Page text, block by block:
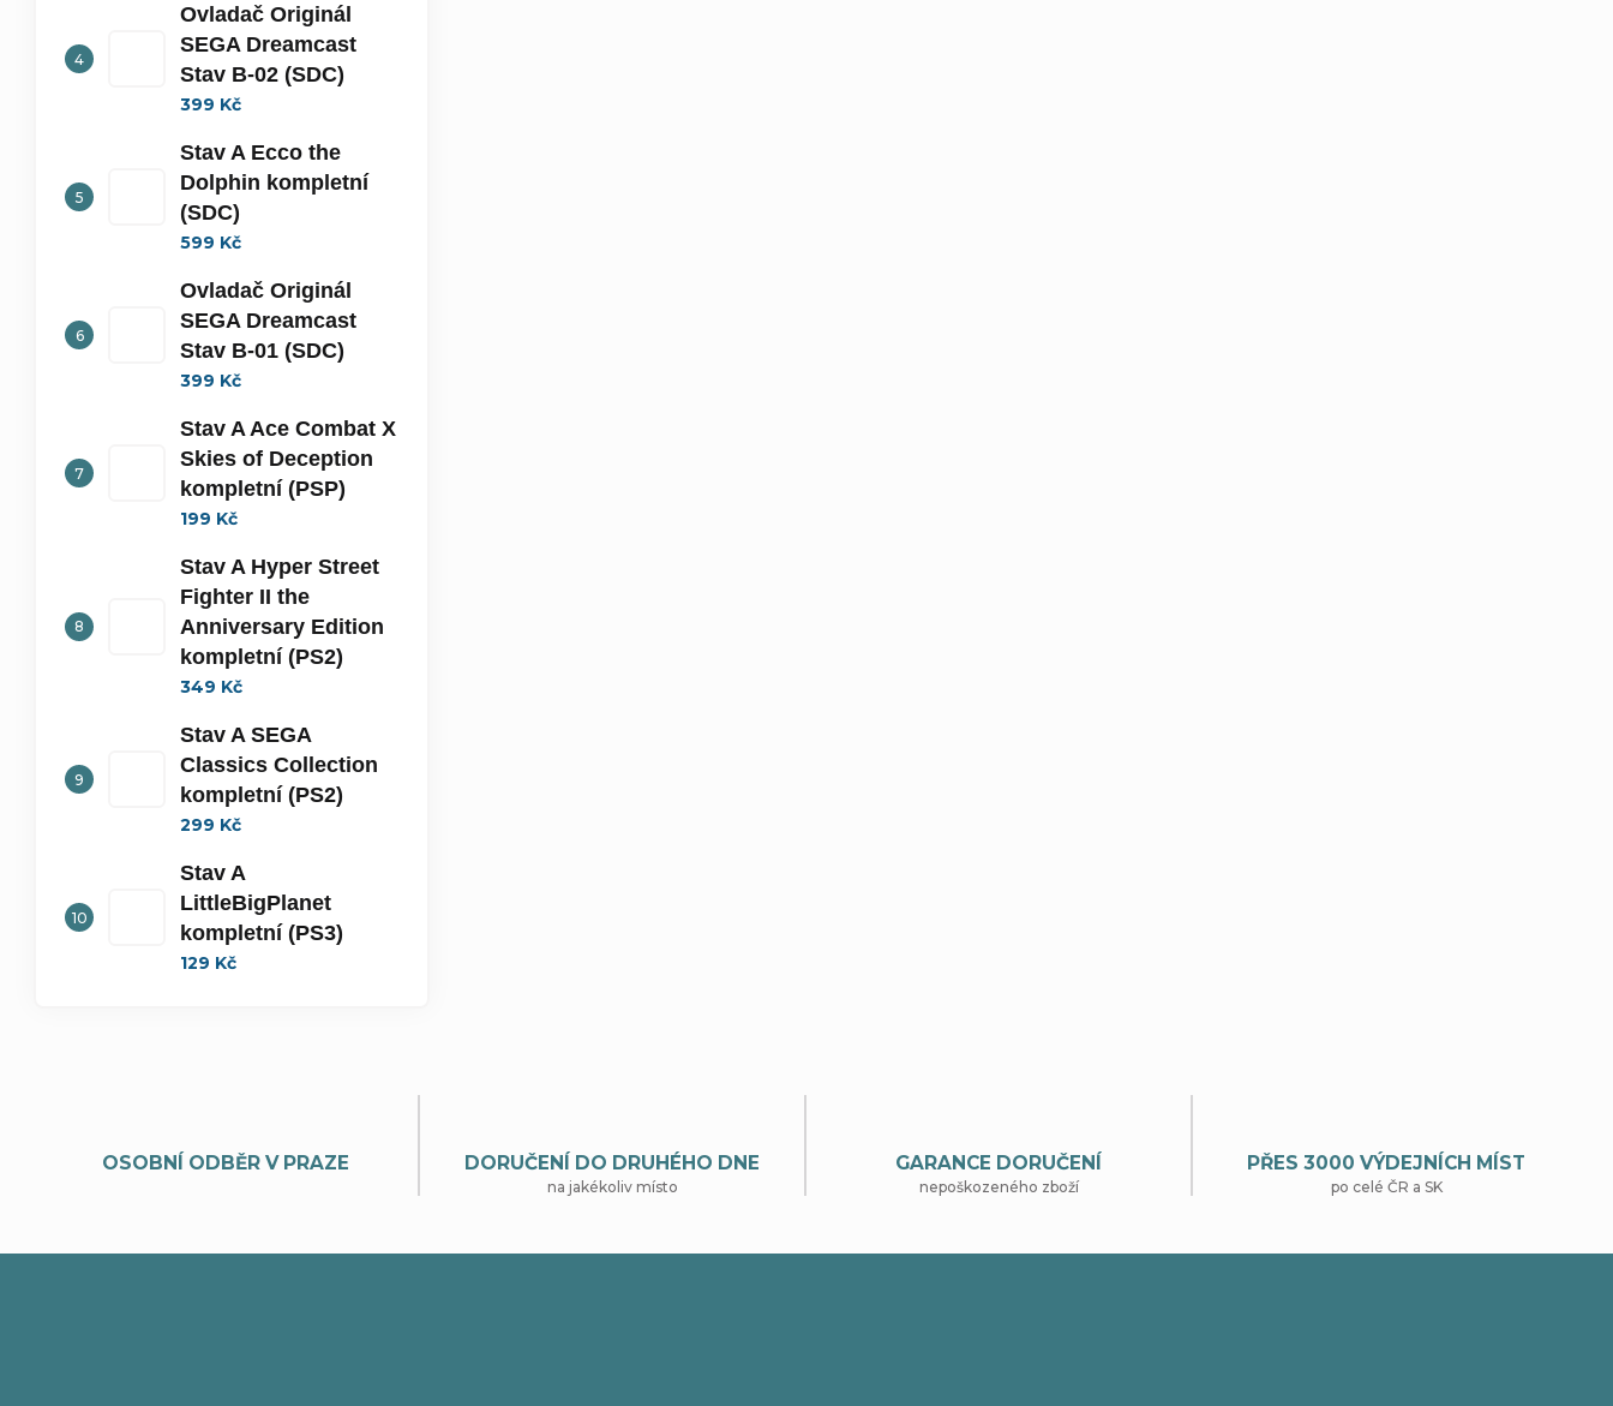
Ovladač Originál
SEGA Dreamcast
Stav B-02 (SDC)
399 Kč
Stav A Ecco the
Dolphin kompletní
(SDC)
599 Kč
Ovladač Originál
SEGA Dreamcast
Stav B-01 (SDC)
399 Kč
Stav A Ace Combat X
Skies of Deception
kompletní (PSP)
199 Kč
Stav A Hyper Street
Fighter II the
Anniversary Edition
kompletní (PS2)
349 Kč
Stav A SEGA
Classics Collection
kompletní (PS2)
299 Kč
Stav A
LittleBigPlanet
kompletní (PS3)
129 Kč
OSOBNÍ ODBĚR V PRAZE DORUČENÍ DO DRUHÉHO DNE
na jakékoliv místo
GARANCE DORUČENÍ
nepoškozeného zboží
PŘES 3000 VÝDEJNÍCH MÍST
po celé ČR a SK